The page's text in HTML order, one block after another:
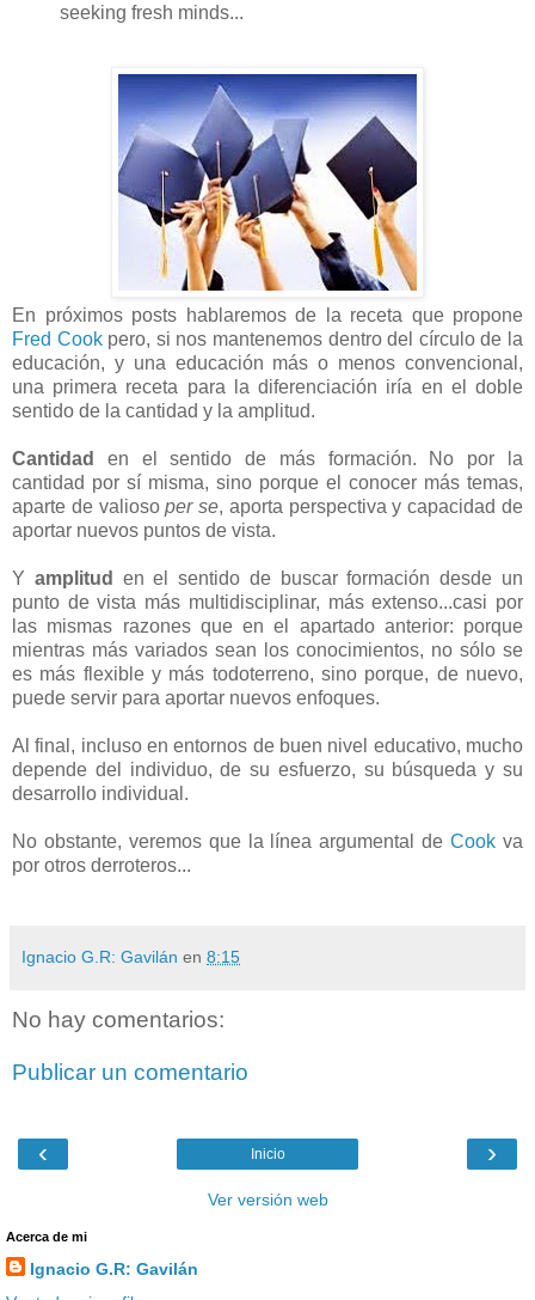
seeking fresh minds...
En próximos posts hablaremos de la receta que propone
Fred Cookpero, si nos mantenemos dentro del círculo de la
educación, y una educación más o menos convencional,
una primera receta para la diferenciación iría en el doble
sentido de la cantidad y la amplitud.
Cantidad
en el sentido de más formación. No por la
cantidad por sí misma, sino porque el conocer más temas,
aparte de valiosoper se, aporta perspectiva y capacidad de
aportar nuevos puntos de vista.
Y amplitud
en el sentido de buscar formación desde un
punto de vista más multidisciplinar, más extenso...casi por
las mismas razones que en el apartado anterior: porque
mientras más variados sean los conocimientos, no sólo se
es más flexible y más todoterreno, sino porque, de nuevo,
puede servir para aportar nuevos enfoques.
Al final, incluso en entornos de buen nivel educativo, mucho
depende del individuo, de su esfuerzo, su búsqueda y su
desarrollo individual.
No obstante, veremos que la línea argumental deCook va
por otros derroteros...
Ignacio G.R: Gavilán en 8:15
No hay comentarios:
Publicar un comentario
‹ ›
Inicio
Ver versión web
Acerca de mi
Ignacio G.R: Gavilán